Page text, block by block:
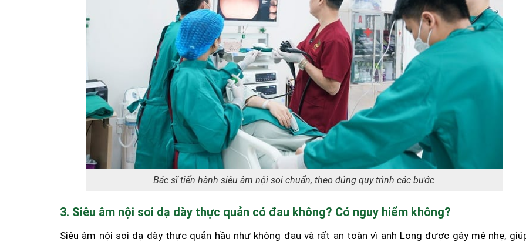
Bác sĩ tiến hành siêu âm nội soi chuẩn, theo đúng quy trình các bước
3. Siêu âm nội soi dạ dày thực quản có đau không? Có nguy hiểm không?
Siêu âm nội soi dạ dày thực quản hầu như không đau và rất an toàn vì anh Long được gây mê nhẹ,